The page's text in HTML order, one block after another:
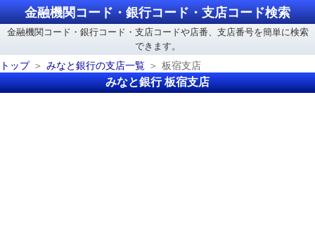
金融機関コード・銀行コード・支店コード検索
金融機関コード・銀行コード・支店コードや店番、支店番号を簡単に検索
できます。
トップ
みなと銀行の支店一覧 板宿支店
みなと銀行 板宿支店